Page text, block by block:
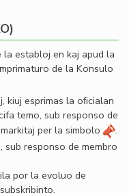
establoj en kaj apud la
de la Konsulo
kiuj esprimas la oﬁcialan
temo, sub responso de
per la simbolo
.
responso de membro
por la evoluo de